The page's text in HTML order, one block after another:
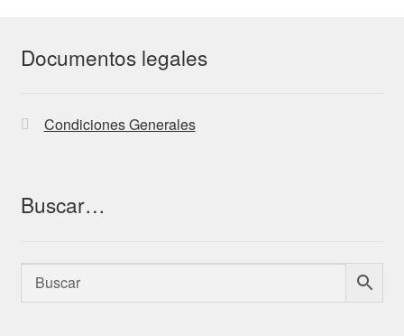
Documentos legales
Condiciones Generales
Buscar…